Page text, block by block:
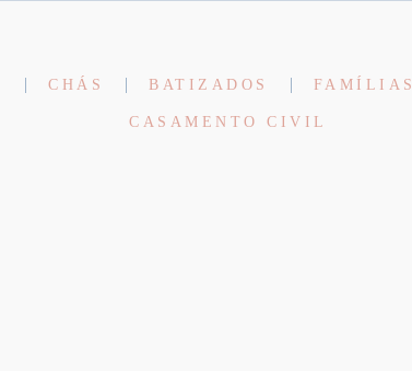
CHÁS BATIZADOS FAMÍLIAS
CASAMENTO CIVIL